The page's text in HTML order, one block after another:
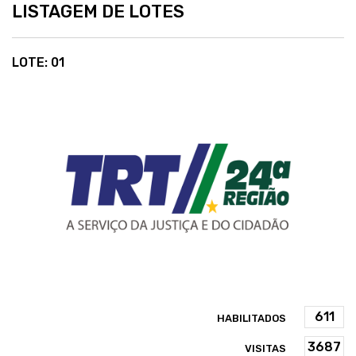
LISTAGEM DE LOTES
LOTE: 01
HABILITADOS
VISITAS